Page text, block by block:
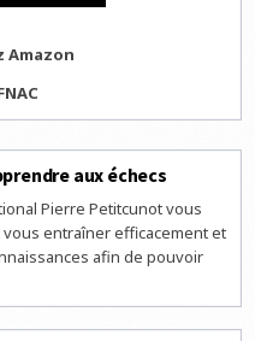
Amazon
aux échecs
Pierre Petitcunot vous
entraîner efficacement et
afin de pouvoir